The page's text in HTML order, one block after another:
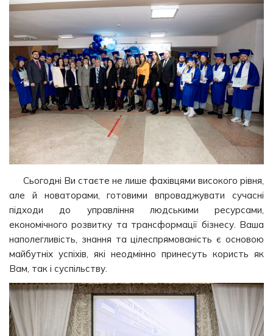
Сьогодні Ви стаєте не лише фахівцями високого рівня,
але й новаторами, готовими впроваджувати сучасні
підходи до управління людськими ресурсами,
економічного розвитку та трансформації бізнесу. Ваша
наполегливість, знання та цілеспрямованість є основою
майбутніх успіхів, які неодмінно принесуть користь як
Вам, так і суспільству.